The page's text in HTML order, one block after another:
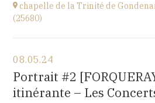
chapelle de la Trinité de
(25680)
Gondenans-les-Moulins
(25680)
at18H00
08.05.24
Portrait #2
itinérante – Les